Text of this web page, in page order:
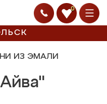
0
ИЗ ЭМАЛИ